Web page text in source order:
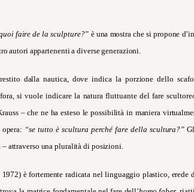
faire de la sculpture?” è una mostra che si propone
autori appartenenti a diverse generazioni.
dalla nautica, dove indica la porzione dello
si vuole indicare la natura fluttuante del fare
– che ne ha esteso le possibilità in maniera
“se tutto è scultura perché fare della scultura?”
– attraverso una pluralità di posizioni.
è fortemente radicata nel linguaggio plastico, erede